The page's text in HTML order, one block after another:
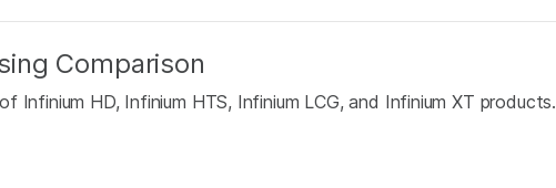
Comparison
Infinium HD, Infinium HTS, Infinium LCG, and Infinium XT products.